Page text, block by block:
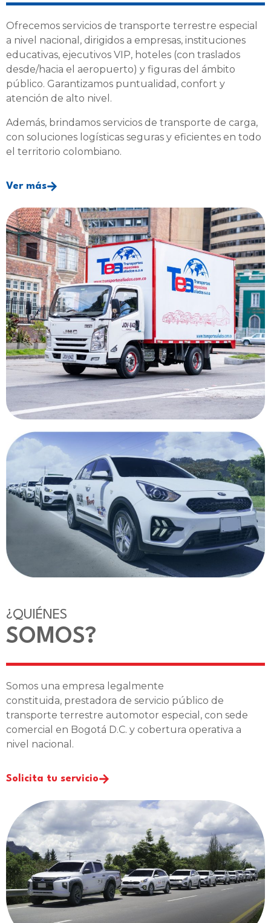
Ofrecemos servicios de transporte terrestre especial
a nivel nacional, dirigidos a empresas, instituciones
educativas, ejecutivos VIP, hoteles (con traslados
desde/hacia el aeropuerto) y figuras del ámbito
público. Garantizamos puntualidad, confort y
atención de alto nivel.
Además, brindamos servicios de transporte de carga,
con soluciones logísticas seguras y eficientes en todo
el territorio colombiano.
Ver más
¿QUIÉNES
SOMOS?
Somos una empresa legalmente
constituida, prestadora de servicio público de
transporte terrestre automotor especial, con sede
comercial en Bogotá D.C. y cobertura operativa a
nivel nacional.
Solicita tu servicio